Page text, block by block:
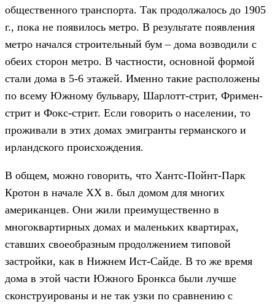
общественного транспорта. Так продолжалось до 1905
г., пока не появилось метро. В результате появления
метро начался строительный бум – дома возводили с
обеих сторон метро. В частности, основной формой
стали дома в 5-6 этажей. Именно такие расположены
по всему Южному бульвару, Шарлотт-стрит, Фримен-
стрит и Фокс-стрит. Если говорить о населении, то
проживали в этих домах эмигранты германского и
ирландского происхождения.
В общем, можно говорить, что Хантс-Пойнт-Парк
Кротон в начале ХХ в. был домом для многих
американцев. Они жили преимущественно в
многоквартирных домах и маленьких квартирах,
ставших своеобразным продолжением типовой
застройки, как в Нижнем Ист-Сайде. В то же время
дома в этой части Южного Бронкса были лучше
сконструированы и не так узки по сравнению с